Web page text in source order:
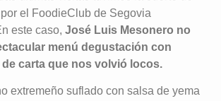
el FoodieClub de Segovia
este caso, José Luis Mesonero no
menú degustación con
carta que nos volvió locos.
extremeño suflado con salsa de yema